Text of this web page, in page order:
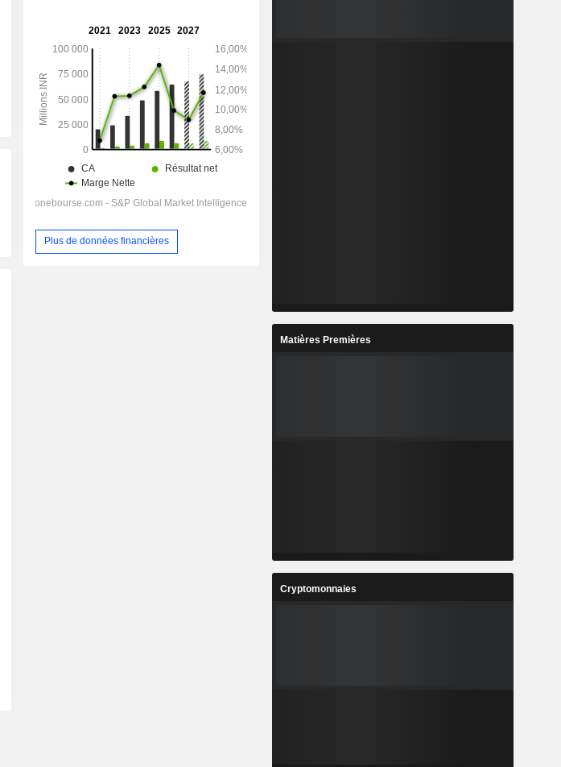
Plus de données financières
Matières Premières
Cryptomonnaies